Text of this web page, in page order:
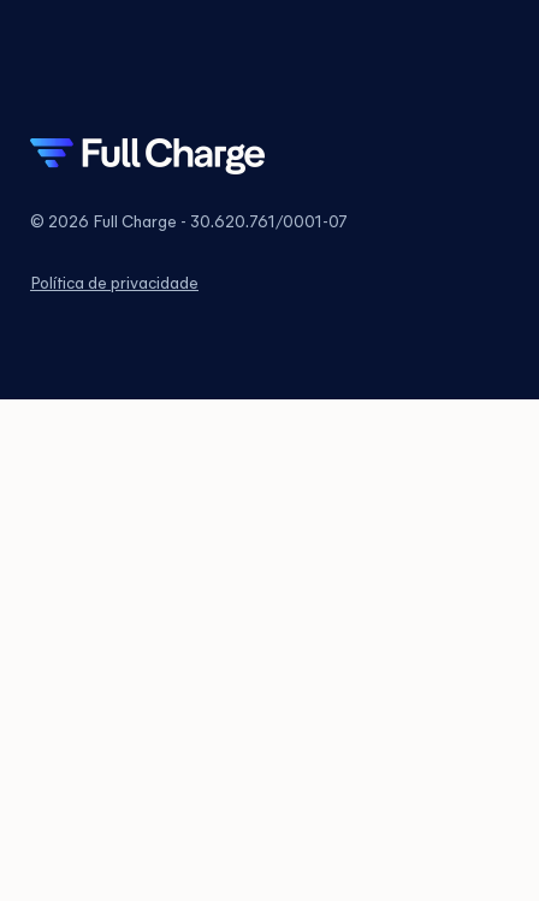
© 2026 Full Charge - 30.620.761/0001-07
Política de privacidade